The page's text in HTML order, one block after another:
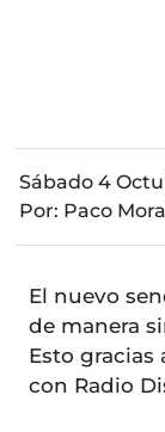
Sábado 4
Por: Paco
El nuevo
de manera
Esto gracias
con Radio